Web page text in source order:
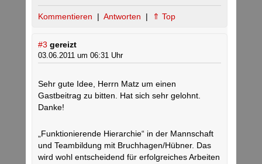
Kommentieren | Antworten | ⇑ Top
#3 gereizt
03.06.2011 um 06:31 Uhr
Sehr gute Idee, Herrn Matz um einen
Gastbeitrag zu bitten. Hat sich sehr gelohnt.
Danke!
„Funktionierende Hierarchie“ in der Mannschaft
und Teambildung mit Bruchhagen/Hübner. Das
wird wohl entscheidend für erfolgreiches Arbeiten